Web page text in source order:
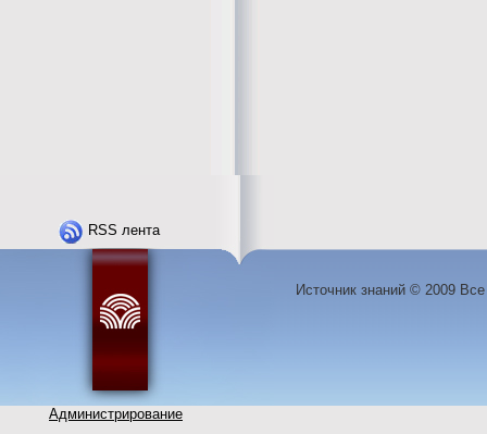
RSS лента
Администрирование
Источник знаний © 2009